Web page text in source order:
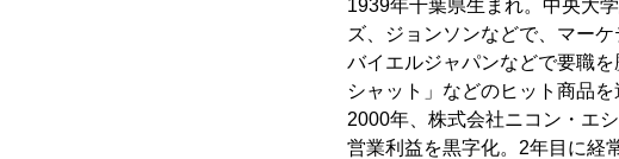
1939年千葉県生まれ。中央大
ズ、ジョンソンなどで、マー
バイエルジャパンなどで要職
シャット」などのヒット商品を
2000年、株式会社ニコン・エ
営業利益を黒字化。2年目に経